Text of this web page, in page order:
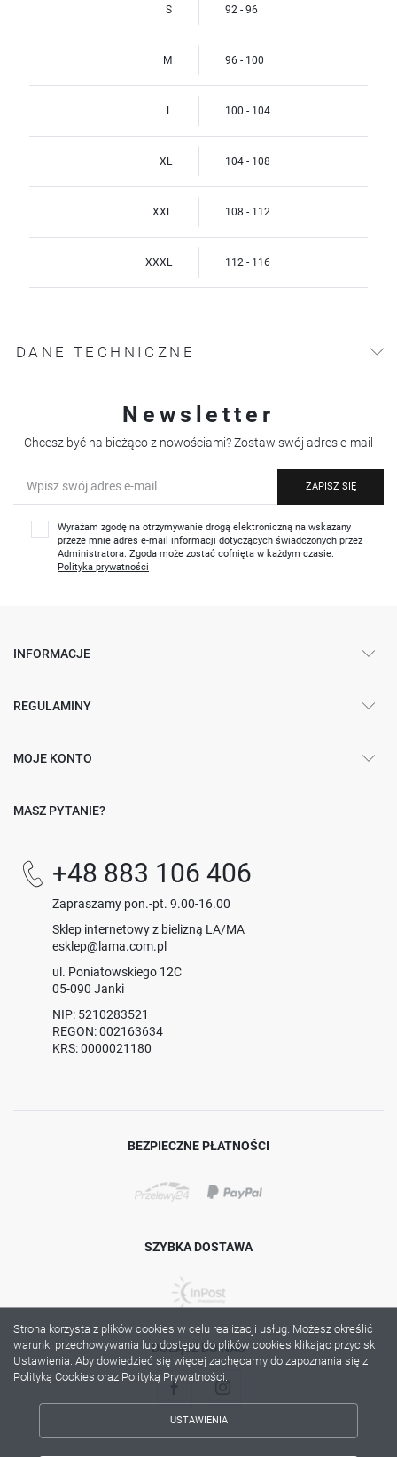
S 92 - 96
M 96 - 100
L 100 - 104
XL 104 - 108
XXL 108 - 112
XXXL 112 - 116
DANE TECHNICZNE
Newsletter
Chcesz być na bieżąco z nowościami? Zostaw swój adres e-mail
ZAPISZ SIĘ
Wyrażam zgodę na otrzymywanie drogą elektroniczną na wskazany
przeze mnie adres e-mail informacji dotyczących świadczonych przez
Administratora. Zgoda może zostać cofnięta w każdym czasie.
Polityka prywatności
INFORMACJE
REGULAMINY
MOJE KONTO
MASZ PYTANIE?
+48 883 106 406
Zapraszamy pon.-pt. 9.00-16.00
Sklep internetowy z bielizną LA/MA
esklep@lama.com.pl
ul. Poniatowskiego 12C
05-090 Janki
NIP: 5210283521
REGON: 002163634
KRS: 0000021180
BEZPIECZNE PŁATNOŚCI
SZYBKA DOSTAWA
DOŁĄCZ DO NAS
Strona korzysta z plików cookies w celu realizacji usług. Możesz określić
warunki przechowywania lub dostępu do plików cookies klikając przycisk
Ustawienia. Aby dowiedzieć się więcej zachęcamy do zapoznania się z
Polityką Cookies oraz Polityką Prywatności.
USTAWIENIA